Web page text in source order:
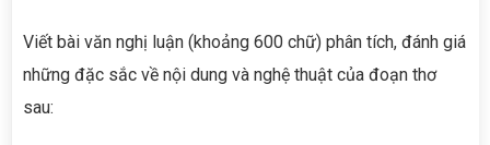
Viết bài văn nghị luận (khoảng 600 chữ) phân tích, đánh giá
những đặc sắc về nội dung và nghệ thuật của đoạn thơ
sau: